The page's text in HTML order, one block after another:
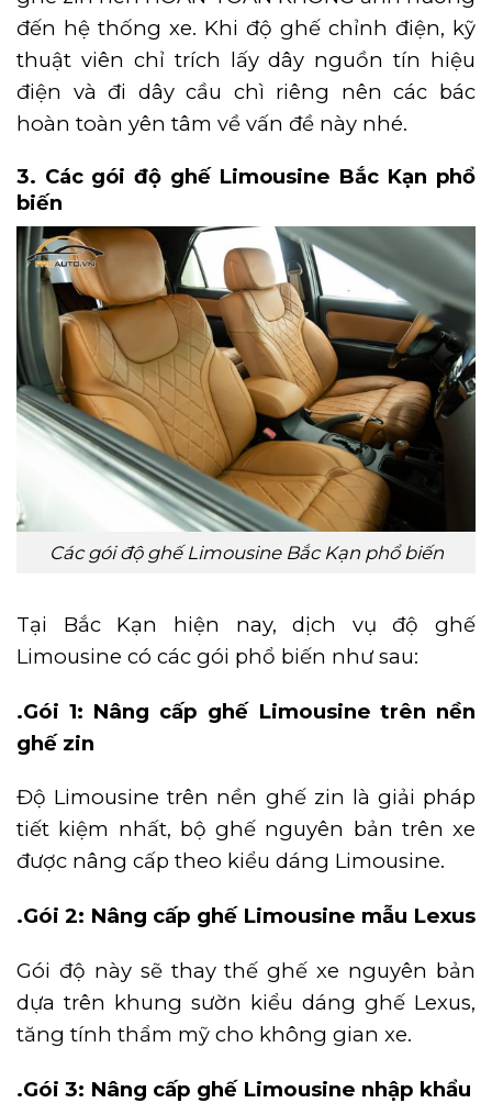
đến hệ thống xe. Khi độ ghế chỉnh điện, kỹ
thuật viên chỉ trích lấy dây nguồn tín hiệu
điện và đi dây cầu chì riêng nên các bác
hoàn toàn yên tâm về vấn đề này nhé.
3. Các gói độ ghế Limousine Bắc Kạn phổ
biến
Các gói độ ghế Limousine Bắc Kạn phổ biến
Tại Bắc Kạn hiện nay, dịch vụ độ ghế
Limousine có các gói phổ biến như sau:
.Gói 1: Nâng cấp ghế Limousine trên nền
ghế zin
Độ Limousine trên nền ghế zin là giải pháp
tiết kiệm nhất, bộ ghế nguyên bản trên xe
được nâng cấp theo kiểu dáng Limousine.
.Gói 2: Nâng cấp ghế Limousine mẫu Lexus
Gói độ này sẽ thay thế ghế xe nguyên bản
dựa trên khung sườn kiểu dáng ghế Lexus,
tăng tính thẩm mỹ cho không gian xe.
.Gói 3: Nâng cấp ghế Limousine nhập khẩu